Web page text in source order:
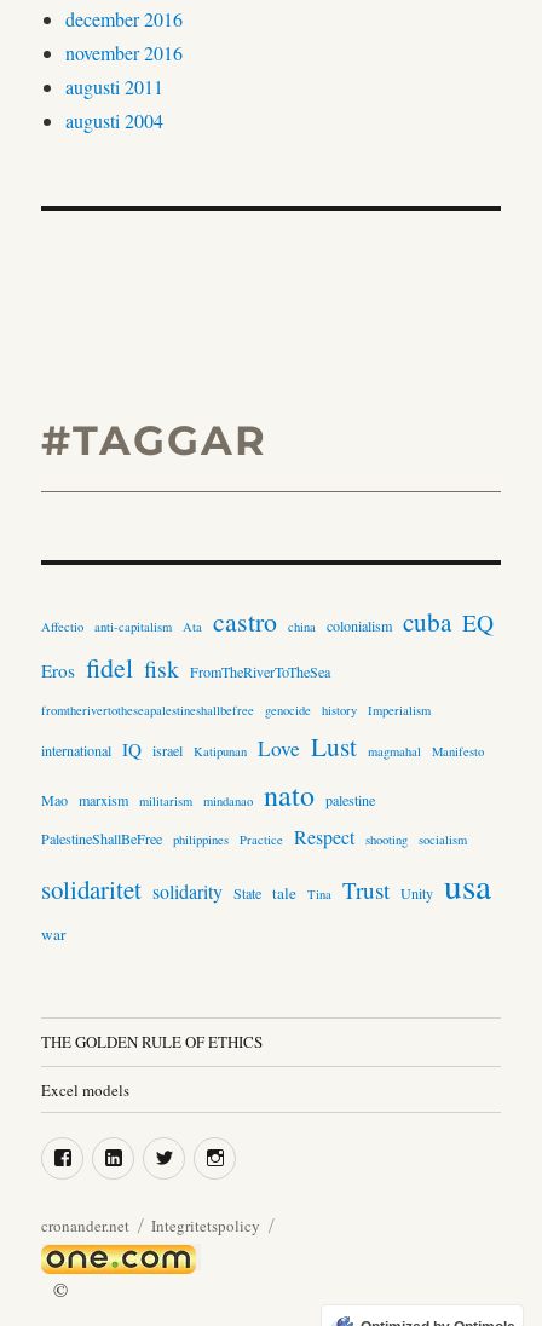
december 2016
november 2016
augusti 2011
augusti 2004
#TAGGAR
Affectio anti-capitalism Ata castro china colonialism cuba EQ
Eros fidel fisk FromTheRiverToTheSea
fromtherivertotheseapalestineshallbefree genocide history Imperialism
international IQ israel Katipunan Love Lust magmahal Manifesto
Mao marxism militarism mindanao nato palestine
PalestineShallBeFree
philippines Practice Respect shooting socialism
solidaritet solidarity State tale Tina Trust Unity usa
war
THE GOLDEN RULE OF ETHICS
Excel models
FacebookLinkedInTwitterInstagram
cronander.net Integritetspolicy
©